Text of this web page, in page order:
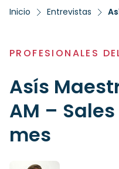
Inicio Entrevistas
PROFESIONALES
Asís
AM –
mes